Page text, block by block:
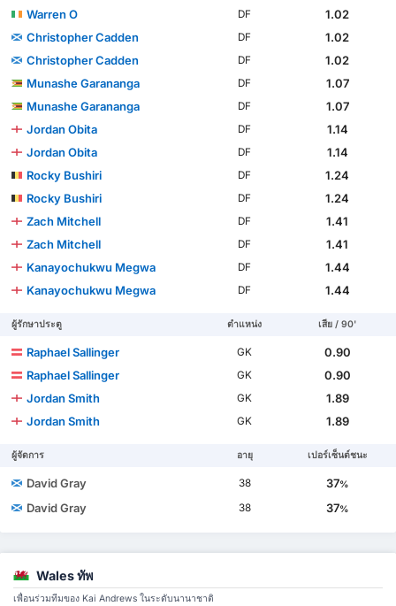
Warren O
DF
1.02
Christopher Cadden
DF
1.02
Christopher Cadden
DF
1.02
Munashe Garananga
DF
1.07
Munashe Garananga
DF
1.07
Jordan Obita
DF
1.14
Jordan Obita
DF
1.14
Rocky Bushiri
DF
1.24
Rocky Bushiri
DF
1.24
Zach Mitchell
DF
1.41
Zach Mitchell
DF
1.41
Kanayochukwu Megwa
DF
1.44
Kanayochukwu Megwa
DF 1.44
ผู้รักษาประตู ตำแหน่ง เสีย / 90'
Raphael Sallinger GK
0.90
Raphael Sallinger
GK
0.90
Jordan Smith
GK
1.89
Jordan Smith
GK 1.89
ผู้จัดการ อายุ เปอร์เซ็นต์ชนะ
David Gray 38 37%
David Gray 38 37%
Wales ทัพ
เพื่อนร่วมทีมของ Kai Andrews ในระดับนานาชาติ